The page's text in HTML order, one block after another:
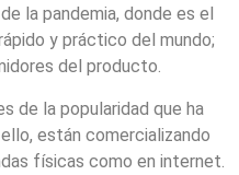
la pandemia, donde es el
y práctico del mundo;
del producto.
de la popularidad que ha
están comercializando
físicas como en internet.